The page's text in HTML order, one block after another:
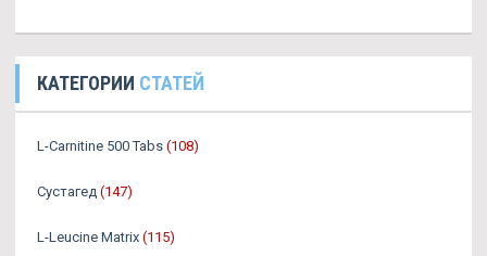
КАТЕГОРИИ СТАТЕЙ
L-Carnitine 500 Tabs (108)
Сустагед (147)
L-Leucine Matrix (115)